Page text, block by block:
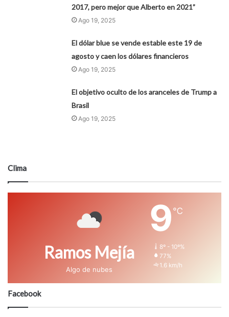
2017, pero mejor que Alberto en 2021”
Ago 19, 2025
El dólar blue se vende estable este 19 de
agosto y caen los dólares financieros
Ago 19, 2025
El objetivo oculto de los aranceles de Trump a
Brasil
Ago 19, 2025
Clima
Ramos Mejía
Algo de nubes
9 ℃
8º - 10º%
77%
1.6 km/h
Facebook